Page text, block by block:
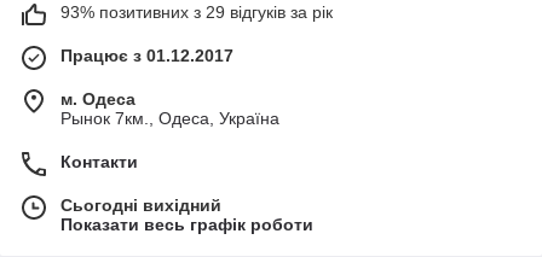
93% позитивних з 29 відгуків за рік
Працює з 01.12.2017
м. Одеса
Рынок 7км., Одеса, Україна
Контакти
Сьогодні вихідний
Показати весь графік роботи